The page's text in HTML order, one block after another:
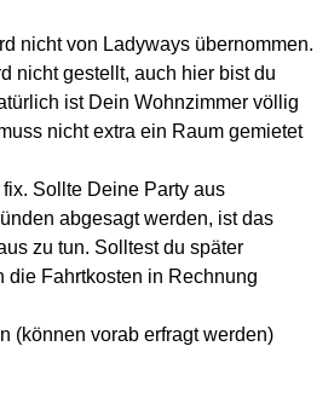
nicht von Ladyways übernommen.
nicht gestellt, auch hier bist du
ist Dein Wohnzimmer völlig
nicht extra ein Raum gemietet
Sollte Deine Party aus
abgesagt werden, ist das
zu tun. Solltest du später
die Fahrtkosten in Rechnung
(können vorab erfragt werden)